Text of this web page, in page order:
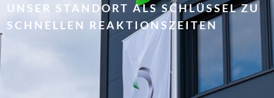
UNSER STANDORT ALS SCHLÜSSEL ZU
SCHNELLEN REAKTIONSZEITEN